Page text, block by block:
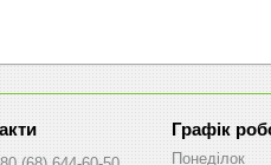
Графік
Понеділок